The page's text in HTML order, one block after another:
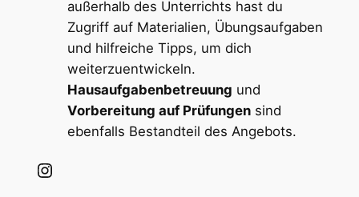
außerhalb des Unterrichts hast du
Zugriff auf Materialien, Übungsaufgaben
und hilfreiche Tipps, um dich
weiterzuentwickeln.
Hausaufgabenbetreuung und
Vorbereitung auf Prüfungensind
ebenfalls Bestandteil des Angebots.
Instagram